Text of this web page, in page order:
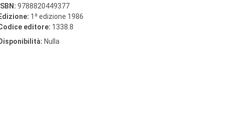
ISBN: 9788820449377
Edizione: 1 a edizione 1986
editore: 1338.8
Disponibilità: Nulla